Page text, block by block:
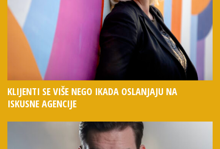
KLIJENTI SE VIŠE NEGO IKADA OSLANJAJU NA
ISKUSNE AGENCIJE